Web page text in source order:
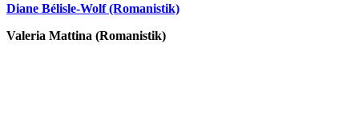
Diane Bélisle-Wolf (Romanistik)
Valeria Mattina (Romanistik)